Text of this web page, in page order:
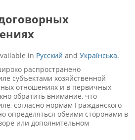
in Русский and Українська.
распространено
субъектами хозяйственной
отношениях и в первичных
обратить внимание, что
согласно нормам Гражданского
определяться обеими сторонами в
или дополнительном